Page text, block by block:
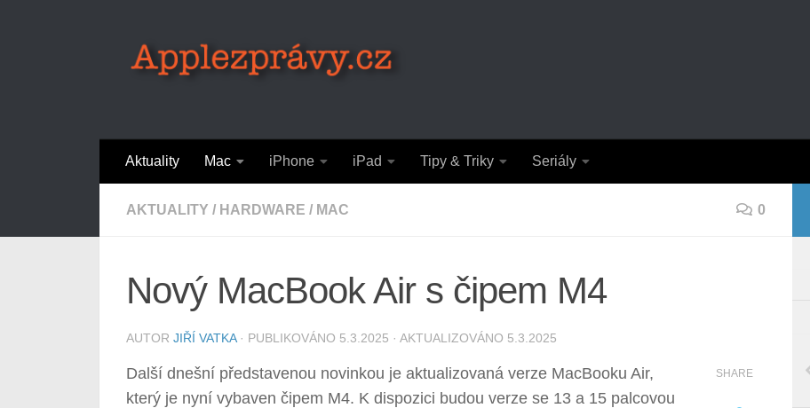
Aktuality Mac iPhone iPad Tipy & Triky Seriály
AKTUALITY / HARDWARE / MAC 0
Nový MacBook Air s čipem M4
AUTOR JIŘÍ VATKA · PUBLIKOVÁNO 5.3.2025 · AKTUALIZOVÁNO 5.3.2025
Další dnešní představenou novinkou je aktualizovaná verze MacBooku Air,
který je nyní vybaven čipem M4. K dispozici budou verze se 13 a 15 palcovou
SHARE